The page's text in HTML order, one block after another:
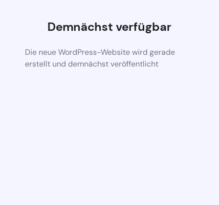
Demnächst verfügbar
Die neue WordPress-Website wird gerade
erstellt und demnächst veröffentlicht